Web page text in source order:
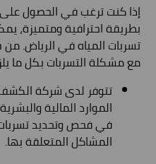
إذا كنت ترغب في الحصول
بطريقة احترافية ومتميزة،
تسربات المياه في الرياض.
مع مشكلة التسربات بكل ما
تتوفر لدى شركة
الموارد المالية
في فحص وتحديد تسربات
المشاكل المتعلقة بها.